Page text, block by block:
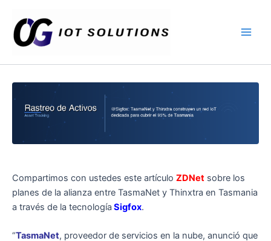
contenido
Compartimos con ustedes este artículo ZDNet sobre los
planes de la alianza entre TasmaNet y Thinxtra en Tasmania
a través de la tecnología Sigfox.
“TasmaNet, proveedor de servicios en la nube, anunció que